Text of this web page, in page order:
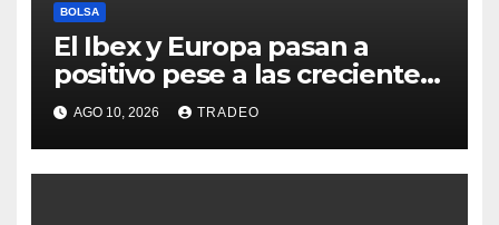
BOLSA
El Ibex y Europa pasan a
positivo pese a las crecientes
dudas sobre Oriente Medio
AGO 10, 2026 TRADEO